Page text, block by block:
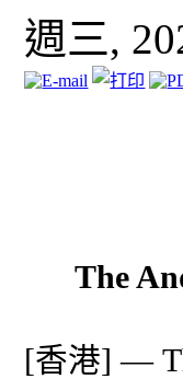
週三,
The
[香港] —